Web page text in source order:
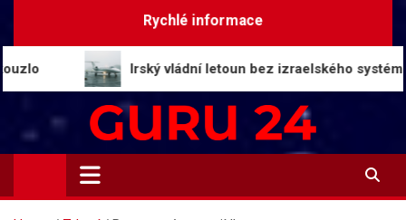
Rychlé informace
Irský vládní letoun bez izraelského systému čelí
Guru24.cz
Press relations a informace